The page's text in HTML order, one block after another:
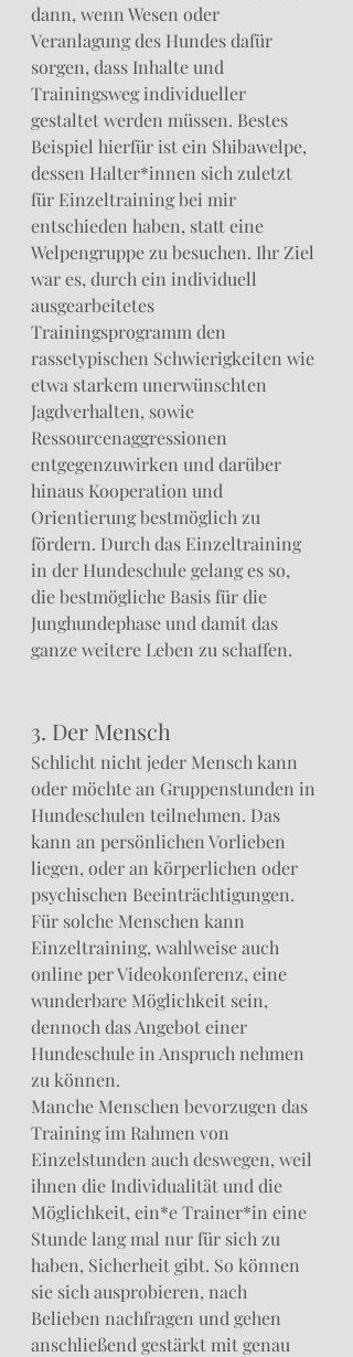
dann, wenn Wesen oder
Veranlagung des Hundes dafür
sorgen, dass Inhalte und
Trainingsweg individueller
gestaltet werden müssen. Bestes
Beispiel hierfür ist ein Shibawelpe,
dessen Halter*innen sich zuletzt
für Einzeltraining bei mir
entschieden haben, statt eine
Welpengruppe zu besuchen. Ihr Ziel
war es, durch ein individuell
ausgearbeitetes
Trainingsprogramm den
rassetypischen Schwierigkeiten wie
etwa starkem unerwünschten
Jagdverhalten, sowie
Ressourcenaggressionen
entgegenzuwirken und darüber
hinaus Kooperation und
Orientierung bestmöglich zu
fördern. Durch das Einzeltraining
in der Hundeschule gelang es so,
die bestmögliche Basis für die
Junghundephase und damit das
ganze weitere Leben zu schaffen.
3. Der Mensch
Schlicht nicht jeder Mensch kann
oder möchte an Gruppenstunden in
Hundeschulen teilnehmen. Das
kann an persönlichen Vorlieben
liegen, oder an körperlichen oder
psychischen Beeinträchtigungen.
Für solche Menschen kann
Einzeltraining, wahlweise auch
online per Videokonferenz, eine
wunderbare Möglichkeit sein,
dennoch das Angebot einer
Hundeschule in Anspruch nehmen
zu können.
Manche Menschen bevorzugen das
Training im Rahmen von
Einzelstunden auch deswegen, weil
ihnen die Individualität und die
Möglichkeit, ein*e Trainer*in eine
Stunde lang mal nur für sich zu
haben, Sicherheit gibt. So können
sie sich ausprobieren, nach
Belieben nachfragen und gehen
anschließend gestärkt mit genau